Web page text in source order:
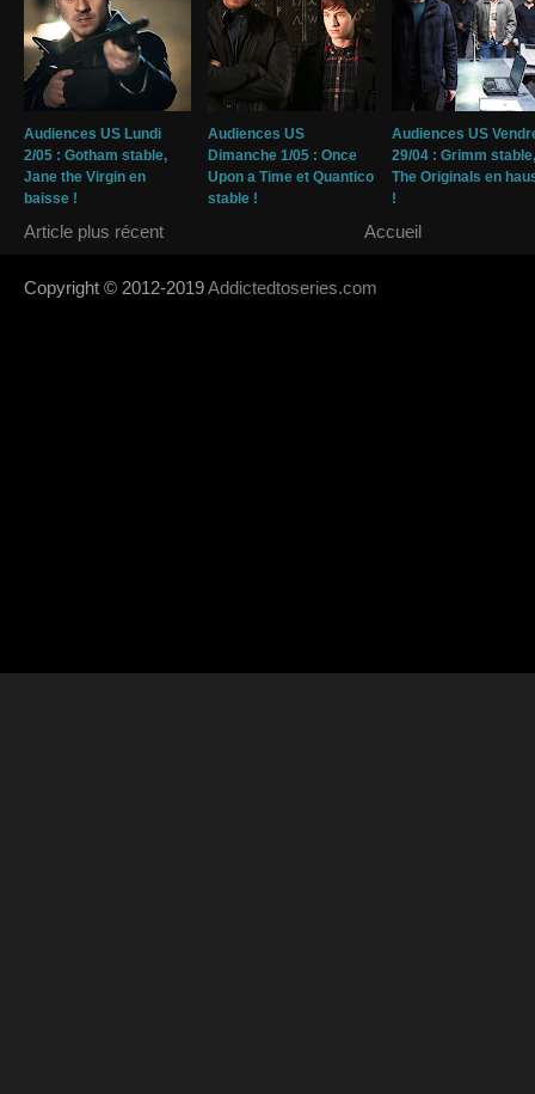
Audiences US Lundi
2/05 : Gotham stable,
Jane the Virgin en
baisse !
Audiences US
Dimanche 1/05 : Once
Upon a Time et Quantico
stable !
Audiences US
29/04 : Grimm stable,
The Originals en
!
Article plus récent Accueil
Copyright © 2012-2019Addictedtoseries.com